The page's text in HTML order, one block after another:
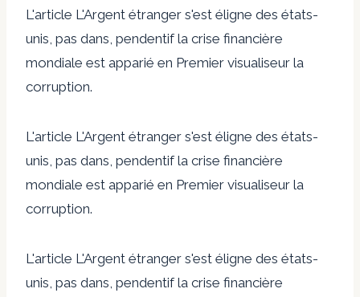
L'article L'Argent étranger s'est éligne des états-
unis, pas dans, pendentif la crise financière
mondiale est apparié en Premier visualiseur la
corruption.
L'article L'Argent étranger s'est éligne des états-
unis, pas dans, pendentif la crise financière
mondiale est apparié en Premier visualiseur la
corruption.
L'article L'Argent étranger s'est éligne des états-
unis, pas dans, pendentif la crise financière